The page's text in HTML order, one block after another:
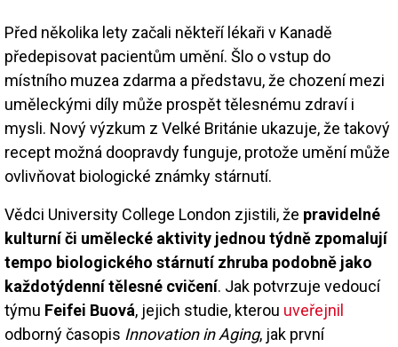
Před několika lety začali někteří lékaři v Kanadě
předepisovat pacientům umění. Šlo o vstup do
místního muzea zdarma a představu, že chození mezi
uměleckými díly může prospět tělesnému zdraví i
mysli. Nový výzkum z Velké Británie ukazuje, že takový
recept možná doopravdy funguje, protože umění může
ovlivňovat biologické známky stárnutí.
Vědci University College London zjistili, že pravidelné
kulturní či umělecké aktivity jednou týdně zpomalují
tempo biologického stárnutí zhruba podobně jako
každotýdenní tělesné cvičení. Jak potvrzuje vedoucí
týmu Feifei Buová, jejich studie, kterou uveřejnil
odborný časopis Innovation in Aging, jak první